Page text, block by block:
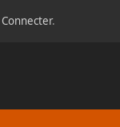
Connecter.